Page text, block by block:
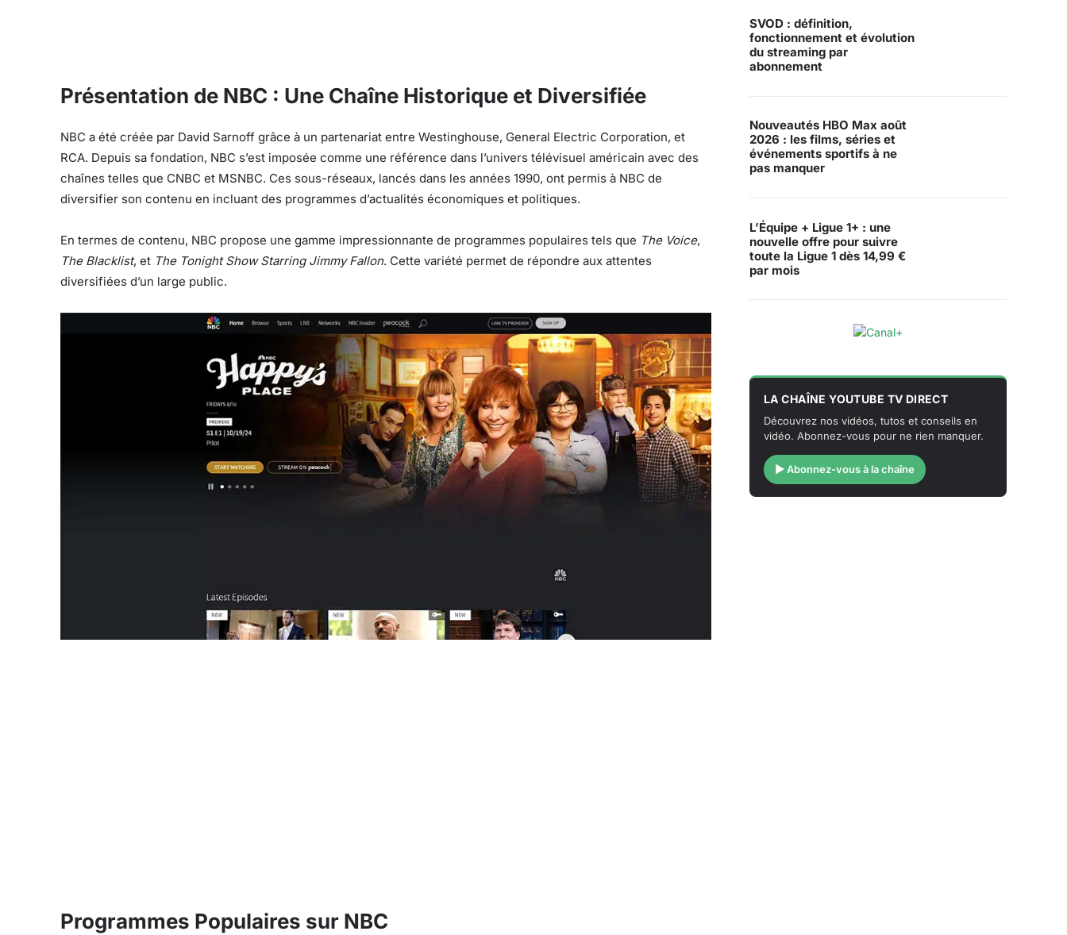
Présentation de NBC : Une Chaîne Historique et Diversifiée
NBC a été créée par David Sarnoff grâce à un partenariat entre Westinghouse, General Electric Corporation, et
RCA. Depuis sa fondation, NBC s’est imposée comme une référence dans l’univers télévisuel américain avec des
chaînes telles que CNBC et MSNBC. Ces sous-réseaux, lancés dans les années 1990, ont permis à NBC de
diversifier son contenu en incluant des programmes d’actualités économiques et politiques.
En termes de contenu, NBC propose une gamme impressionnante de programmes populaires tels que The Voice,
The Blacklist, et The Tonight Show Starring Jimmy Fallon. Cette variété permet de répondre aux attentes
diversifiées d’un large public.
Programmes Populaires sur NBC
SVOD : définition,
fonctionnement et évolution
du streaming par
abonnement
Nouveautés HBO Max août
2026 : les films, séries et
événements sportifs à ne
pas manquer
L’Équipe + Ligue 1+ : une
nouvelle offre pour suivre
toute la Ligue 1 dès 14,99 €
par mois
LA CHAÎNE YOUTUBE TV DIRECT
Découvrez nos vidéos, tutos et conseils en
vidéo. Abonnez-vous pour ne rien manquer.
▶ Abonnez-vous à la chaîne